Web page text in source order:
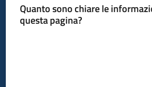
Quanto sono chiare le
questa pagina?